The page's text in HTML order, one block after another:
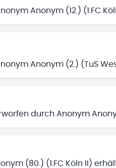
Anonym (12.) (1.FC
Anonym (2.) (TuS
durch Anonym
(80.) (1.FC Köln II)